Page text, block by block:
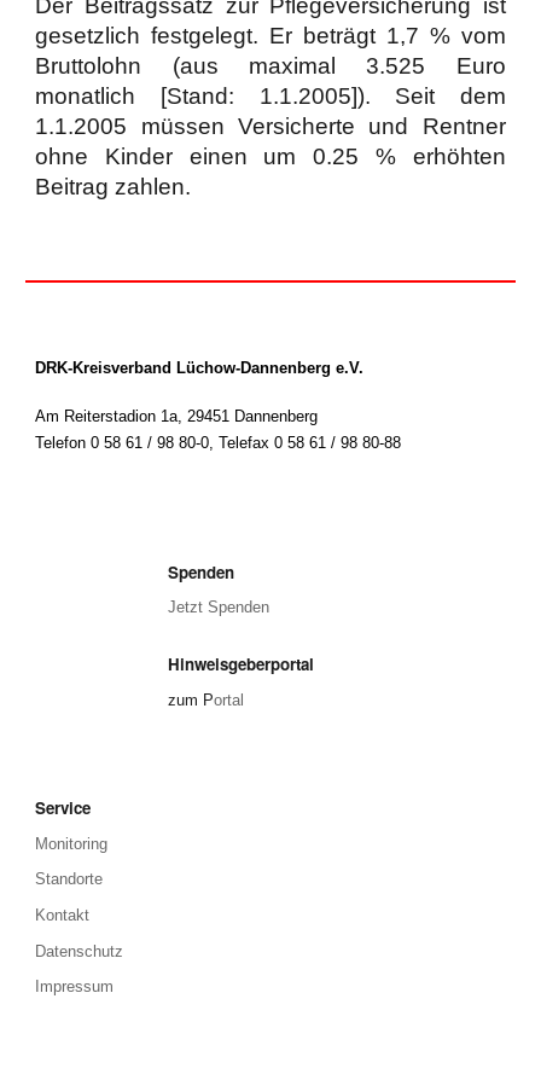
Der Beitragssatz zur Pflegeversicherung ist
gesetzlich festgelegt. Er beträgt 1,7 % vom
Bruttolohn (aus maximal 3.525 Euro
monatlich [Stand: 1.1.2005]). Seit dem
1.1.2005 müssen Versicherte und Rentner
ohne Kinder einen um 0.25 % erhöhten
Beitrag zahlen.
DRK-Kreisverband Lüchow-Dannenberg e.V.
Am Reiterstadion 1a, 29451 Dannenberg
Telefon 0 58 61 / 98 80-0,Telefax 0 58 61 / 98 80-88
Spenden
Jetzt Spenden
Hinweisgeberportal
zum Portal
Service
Monitoring
Standorte
Kontakt
Datenschutz
Impressum